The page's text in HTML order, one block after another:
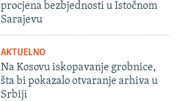
procjena bezbjednosti u Istočnom
Sarajevu
AKTUELNO
Na Kosovu iskopavanje grobnice,
šta bi pokazalo otvaranje arhiva u
Srbiji